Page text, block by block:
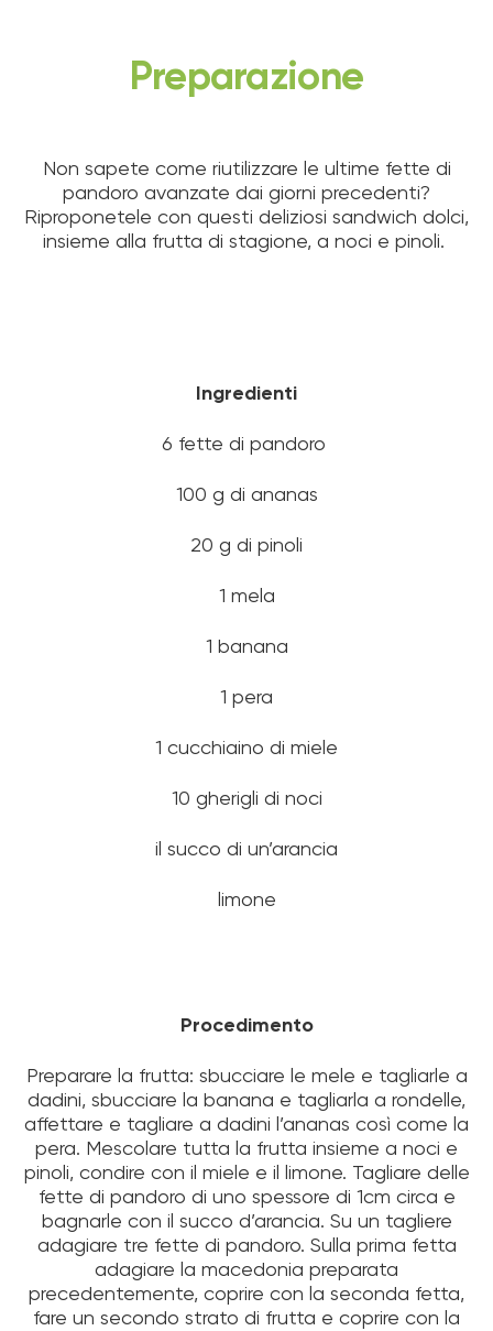
Preparazione
Non sapete come riutilizzare le ultime fette di
pandoro avanzate dai giorni precedenti?
Riproponetele con questi deliziosi sandwich dolci,
insieme alla frutta di stagione, a noci e pinoli.
Ingredienti
6 fette di pandoro
100 g di ananas
20 g di pinoli
1 mela
1 banana
1 pera
1 cucchiaino di miele
10 gherigli di noci
il succo di un’arancia
limone
Procedimento
Preparare la frutta: sbucciare le mele e tagliarle a
dadini, sbucciare la banana e tagliarla a rondelle,
affettare e tagliare a dadini l’ananas così come la
pera. Mescolare tutta la frutta insieme a noci e
pinoli, condire con il miele e il limone. Tagliare delle
fette di pandoro di uno spessore di 1cm circa e
bagnarle con il succo d’arancia. Su un tagliere
adagiare tre fette di pandoro. Sulla prima fetta
adagiare la macedonia preparata
precedentemente, coprire con la seconda fetta,
fare un secondo strato di frutta e coprire con la